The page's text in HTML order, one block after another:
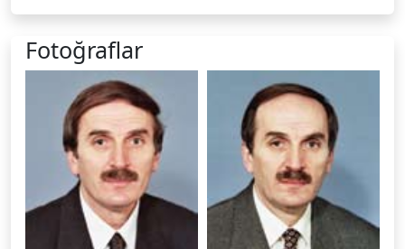
Fotoğraflar